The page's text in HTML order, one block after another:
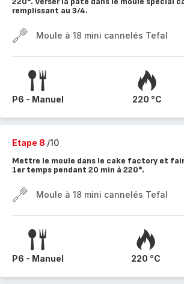
remplissant au 3/4.
Moule à 18 mini cannelés Tefal
P6 - Manuel 220 °C
Etape 8 /10
Mettre le moule dans le cake factory et
1er temps pendant 20 min à 220°.
Moule à 18 mini cannelés Tefal
P6 - Manuel 220 °C